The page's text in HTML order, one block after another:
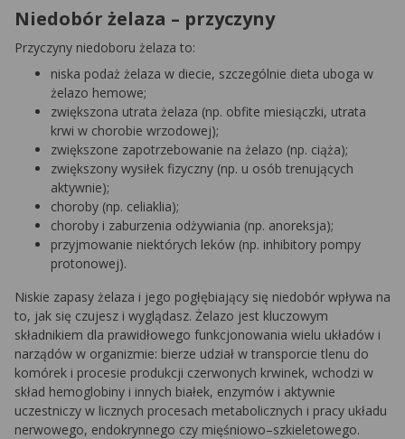
Niedobór żelaza – przyczyny
Przyczyny niedoboru żelaza to:
niska podaż żelaza w diecie, szczególnie dieta uboga w
żelazo hemowe;
zwiększona utrata żelaza (np. obfite miesiączki, utrata
krwi w chorobie wrzodowej);
zwiększone zapotrzebowanie na żelazo (np. ciąża);
zwiększony wysiłek fizyczny (np. u osób trenujących
aktywnie);
choroby (np. celiaklia);
choroby i zaburzenia odżywiania (np. anoreksja);
przyjmowanie niektórych leków (np. inhibitory pompy
protonowej).
Niskie zapasy żelaza i jego pogłębiający się niedobór wpływa na
to, jak się czujesz i wyglądasz. Żelazo jest kluczowym
składnikiem dla prawidłowego funkcjonowania wielu układów i
narządów w organizmie: bierze udział w transporcie tlenu do
komórek i procesie produkcji czerwonych krwinek, wchodzi w
skład hemoglobiny i innych białek, enzymów i aktywnie
uczestniczy w licznych procesach metabolicznych i pracy układu
nerwowego, endokrynnego czy mięśniowo–szkieletowego.